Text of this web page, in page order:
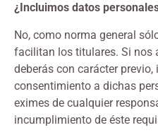
¿Incluimos datos
No, como norma general
facilitan los titulares. Si nos
deberás con carácter
consentimiento a dichas
eximes de cualquier
incumplimiento de éste